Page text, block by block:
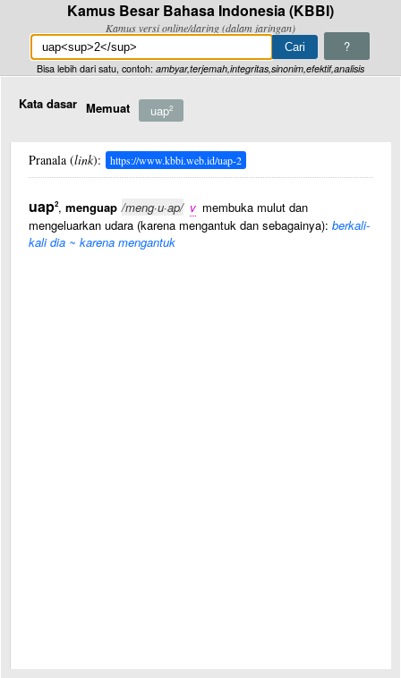
Kamus Besar Bahasa Indonesia (KBBI)
Kamus versi online/daring (dalam jaringan)
?
Bisa lebih dari satu, contoh: ambyar,terjemah,integritas,sinonim,efektif,analisis
Kata dasar Memuat uap2
Pranala (link): https://www.kbbi.web.id/uap-2
uap2, menguap /meng·u·ap/ v membuka mulut dan
mengeluarkan udara (karena mengantuk dan sebagainya): berkali-
kali dia ~ karena mengantuk